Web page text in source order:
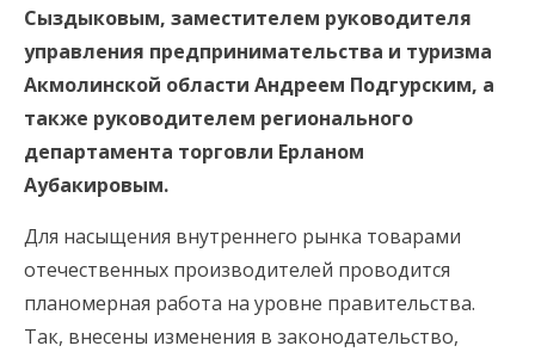
Сыздыковым, заместителем руководителя
управления предпринимательства и туризма
Акмолинской области Андреем Подгурским, а
также руководителем регионального
департамента торговли Ерланом
Аубакировым.
Для насыщения внутреннего рынка товарами
отечественных производителей проводится
планомерная работа на уровне правительства.
Так, внесены изменения в законодательство,